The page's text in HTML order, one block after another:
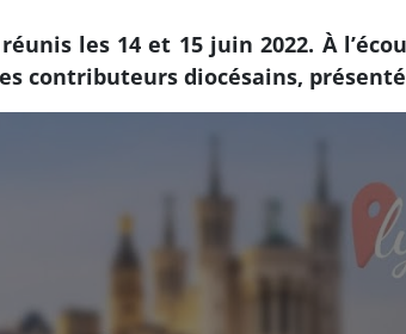
les 14 et 15 juin 2022. À
contributeurs diocésains,